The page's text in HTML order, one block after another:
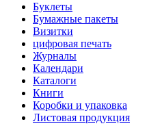
Буклеты
Бумажные пакеты
Визитки
цифровая печать
Журналы
Календари
Каталоги
Книги
Коробки и упаковка
Листовая продукция